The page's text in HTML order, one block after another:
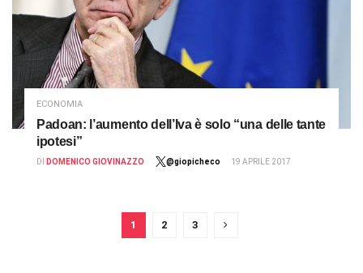
ECONOMIA
Padoan: l’aumento dell’Iva è solo “una delle tante
ipotesi”
DI DOMENICO GIOVINAZZO @giopicheco 19 APRILE 2017
1 2 3